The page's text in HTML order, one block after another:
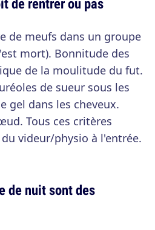
de meufs dans un groupe
mort). Bonnitude des
de la moulitude du fut.
de sueur sous les
gel dans les cheveux.
Tous ces critères
videur/physio à l'entrée.
de nuit sont des